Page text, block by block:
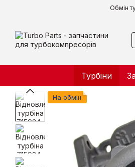
Перейти до основного контенту
Обмін
Турбіни
На обмін